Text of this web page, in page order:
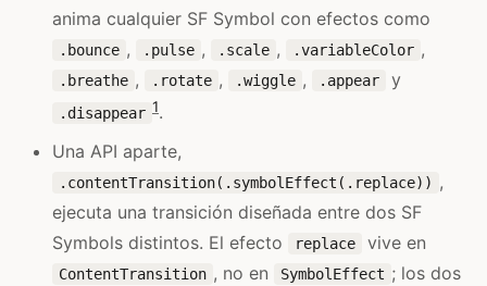
anima cualquier SF Symbol con efectos como
.bounce , .pulse , .scale , .variableColor ,
.breathe , .rotate , .wiggle , .appear y
.disappear 1.
Una API aparte,
.contentTransition(.symbolEffect(.replace)) ,
ejecuta una transición diseñada entre dos SF
Symbols distintos. El efecto
replace vive en
ContentTransition , no en SymbolEffect ; los dos